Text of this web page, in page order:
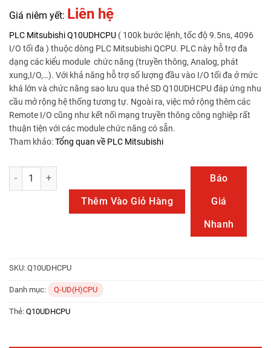
Giá niêm yết: Liên hệ
PLC MitsubishiQ10UDHCPU ( 100k bước lệnh, tốc độ 9.5ns, 4096
I/O tối đa ) thuộc dòng PLC Mitsubishi QCPU. PLC này hỗ trợ đa
dạng các kiểu module chức năng (truyền thông, Analog, phát
xung,I/O,…). Với khả năng hỗ trợ số lượng đầu vào I/O tối đa ở mức
khá lớn và chức năng sao lưu qua thẻ SD Q10UDHCPU đáp ứng nhu
cầu mở rộng hệ thống tương tự. Ngoài ra, việc mở rộng thêm các
Remote I/O cũng như kết nối mạng truyền thông công nghiệp rất
thuận tiện với các module chức năng có sẵn.
Tham khảo:Tổng quan về PLC Mitsubishi
Q10UDHCPU số lượng
Thêm Vào Giỏ Hàng
Báo
Giá
Nhanh
SKU: Q10UDHCPU
Danh mục: Q-UD(H)CPU
Thẻ: Q10UDHCPU